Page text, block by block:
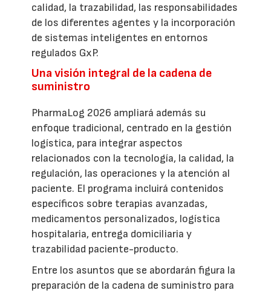
calidad, la trazabilidad, las responsabilidades
de los diferentes agentes y la incorporación
de sistemas inteligentes en entornos
regulados GxP.
Una visión integral de la cadena de
suministro
PharmaLog 2026 ampliará además su
enfoque tradicional, centrado en la gestión
logística, para integrar aspectos
relacionados con la tecnología, la calidad, la
regulación, las operaciones y la atención al
paciente. El programa incluirá contenidos
específicos sobre terapias avanzadas,
medicamentos personalizados, logística
hospitalaria, entrega domiciliaria y
trazabilidad paciente-producto.
Entre los asuntos que se abordarán figura la
preparación de la cadena de suministro para